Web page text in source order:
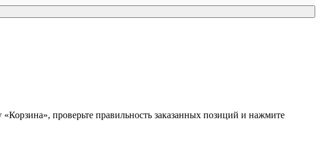
проверьте правильность заказанных позиций и нажмите